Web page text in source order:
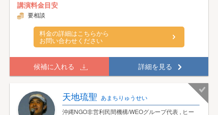
講演料金目安
要相談
料金の詳細はこちらから
お問い合わせください
候補に入れる 詳細を見る
天地琉聖 あまちりゅうせい
沖縄NGO非営利民間機構/WEOグループ代表 , ヒー